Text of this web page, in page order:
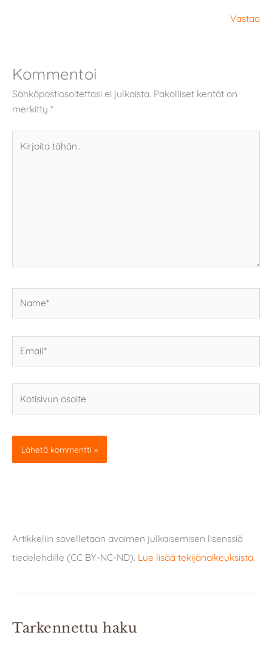
Vastaa
Kommentoi
Sähköpostiosoitettasi ei julkaista. Pakolliset kentät on
merkitty *
tähän..
osoite
Artikkeliin sovelletaan avoimen julkaisemisen lisenssiä
tiedelehdille (CC BY-NC-ND). Lue lisää tekijänoikeuksista.
Tarkennettu haku